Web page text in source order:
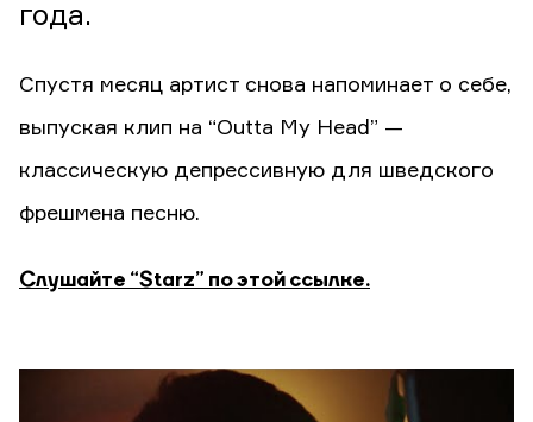
года.
Спустя месяц артист снова напоминает о себе,
выпуская клип на “Outta My Head” —
классическую депрессивную для шведского
фрешмена песню.
Слушайте “Starz” по этой ссылке.